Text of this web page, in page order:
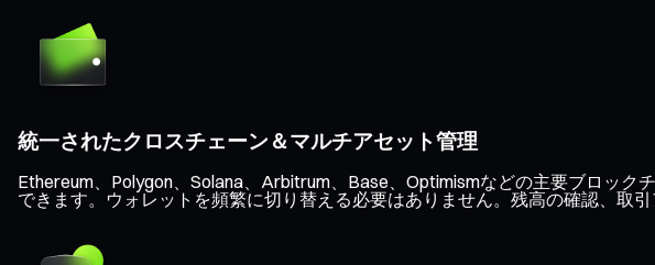
統一されたクロスチェーン＆マルチアセット管理
Ethereum、Polygon、Solana、Arbitrum、Base、Optimismなどの主要ブロッ
できます。ウォレットを頻繁に切り替える必要はありません。残高の確認、取